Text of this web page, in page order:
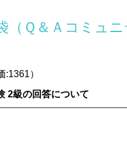
（Ｑ＆Ａコミュ
:1361）
2級の回答について